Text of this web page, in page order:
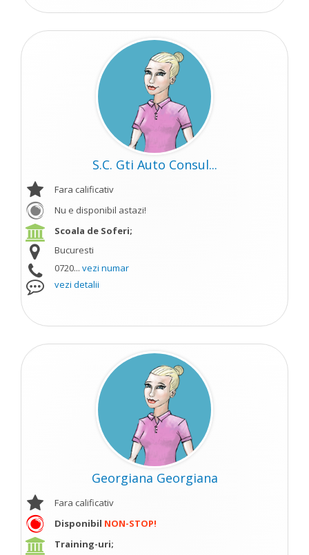
S.C. Gti Auto Consul...
Fara calificativ
Nu e disponibil astazi!
Scoala de Soferi;
Bucuresti
0720... vezi numar
vezi detalii
Georgiana Georgiana
Fara calificativ
Disponibil NON-STOP!
Training-uri;